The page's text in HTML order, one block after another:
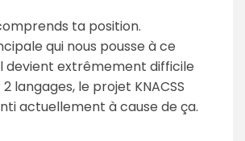
ta position.
qui nous pousse à ce
devient extrêmement difficile
langages, le projet KNACSS
actuellement à cause de ça.